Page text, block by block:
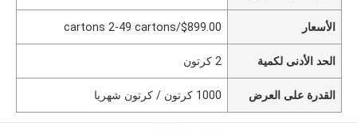
الأسعار $899.00/cartons 2-49 cartons
الحد الأدنى لكمية 2 كرتون
القدرة على العرض 1000 كرتون / كرتون شهريا